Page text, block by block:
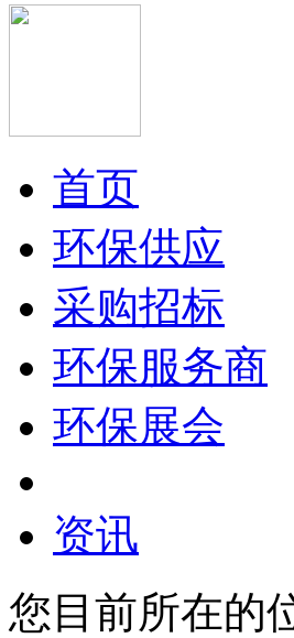
首页
环保供应
采购招标
环保服务商
环保展会
资讯
您目前所在的